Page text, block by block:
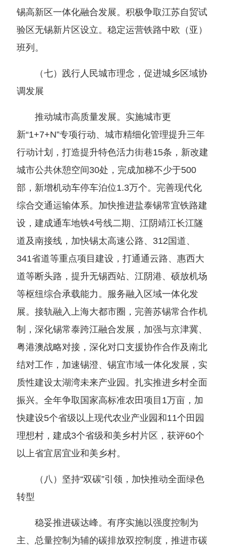
锡高新区一体化融合发展。积极争取江苏自贸试
验区无锡新片区设立。稳定运营铁路中欧（亚）
班列。
（七）践行人民城市理念，促进城乡区域协
调发展
推动城市高质量发展。实施城市更
新“1+7+N”专项行动、城市精细化管理提升三年
行动计划，打造提升特色活力街巷15条，新改建
城市公共休憩空间30处，完成加梯不少于500
部，新增机动车停车泊位1.3万个。完善现代化
综合交通运输体系。加快推进盐泰锡常宜铁路建
设，建成通车地铁4号线二期、江阴靖江长江隧
道及南接线，加快锡太高速公路、312国道、
341省道等重点项目建设，打通通云路、惠西大
道等断头路，提升无锡西站、江阴港、硕放机场
等枢纽综合承载能力。服务融入区域一体化发
展。接轨融入上海大都市圈，完善苏锡常合作机
制，深化锡常泰跨江融合发展，加强与京津冀、
粤港澳战略对接，深化对口支援协作合作及南北
结对工作，加速锡澄、锡宜市域一体化发展，实
质性建设太湖湾未来产业园。扎实推进乡村全面
振兴。全年争取国家高标准农田项目1万亩，加
快建设5个省级以上现代农业产业园和11个田园
理想村，建成3个省级和美乡村片区，获评60个
以上省宜居宜业和美乡村。
（八）坚持“双碳”引领，加快推动全面绿色
转型
稳妥推进碳达峰。有序实施以强度控制为
主、总量控制为辅的碳排放双控制度，推进市碳